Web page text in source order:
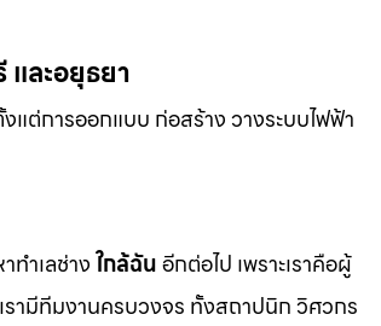
ละอยุธยา
ต่การออกแบบ ก่อสร้าง วางระบบไฟฟ้า
ทำเลช่างใกล้ฉันอีกต่อไป เพราะเราคือผู้
มีทีมงานครบวงจร ทั้งสถาปนิก วิศวกร